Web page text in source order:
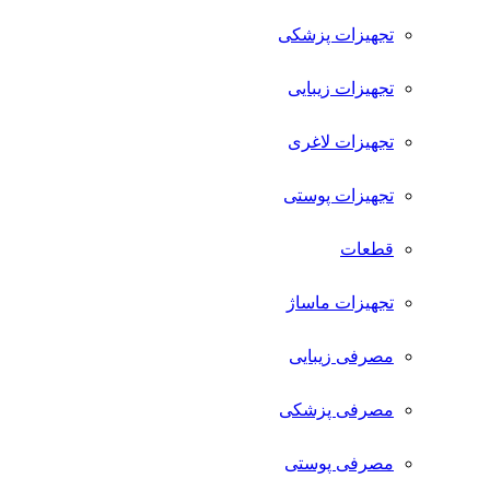
تجهیزات پزشکی
تجهیزات زیبایی
تجهیزات لاغری
تجهیزات پوستی
قطعات
تجهیزات ماساژ
مصرفی زیبایی
مصرفی پزشکی
مصرفی پوستی